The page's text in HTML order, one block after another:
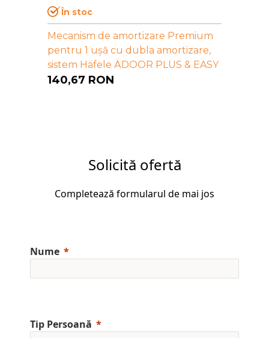
În stoc
Mecanism de amortizare Premium
pentru 1 ușă cu dubla amortizare,
sistem Häfele ÄDOOR PLUS & EASY
140,67 RON
Solicită ofertă
Completează formularul de mai jos
Nume
Tip Persoană